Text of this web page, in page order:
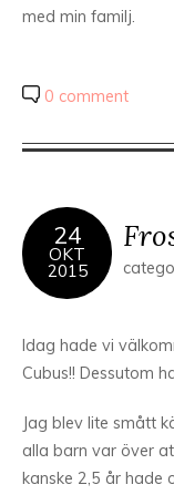
med min familj.
0 comment
24
OKT
2015
Idag hade vi
Cubus!! Dessutom
Jag blev lite smått
alla barn var över
kanske 2,5 år hade